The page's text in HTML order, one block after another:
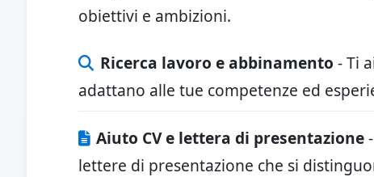
obiettivi e ambizioni.
Ricerca lavoro e abbinamento - Ti
adattano alle tue competenze ed
Aiuto CV e lettera di presentazione
lettere di presentazione che si